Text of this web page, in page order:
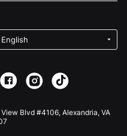
Blvd #4106, Alexandria, VA